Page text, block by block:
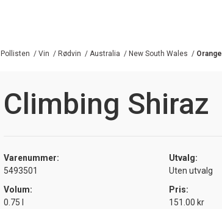
Pollisten / Vin / Rødvin / Australia / New South Wales / Orange
Climbing Shiraz
Varenummer:
5493501
Utvalg:
Uten utvalg
Volum:
0.75 l
Pris:
151.00 kr